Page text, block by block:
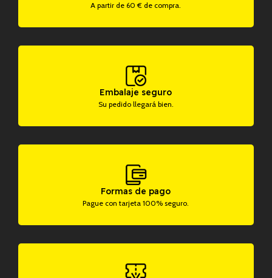
A partir de 60 € de compra.
Embalaje seguro
Su pedido llegará bien.
Formas de pago
Pague con tarjeta 100% seguro.